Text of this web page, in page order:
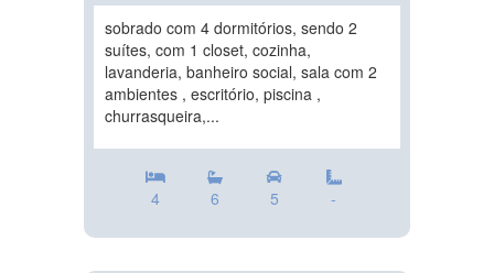
sobrado com 4 dormitórios, sendo 2
suítes, com 1 closet, cozinha,
lavanderia, banheiro social, sala com 2
ambientes , escritório, piscina ,
churrasqueira,...
4 6 5 -